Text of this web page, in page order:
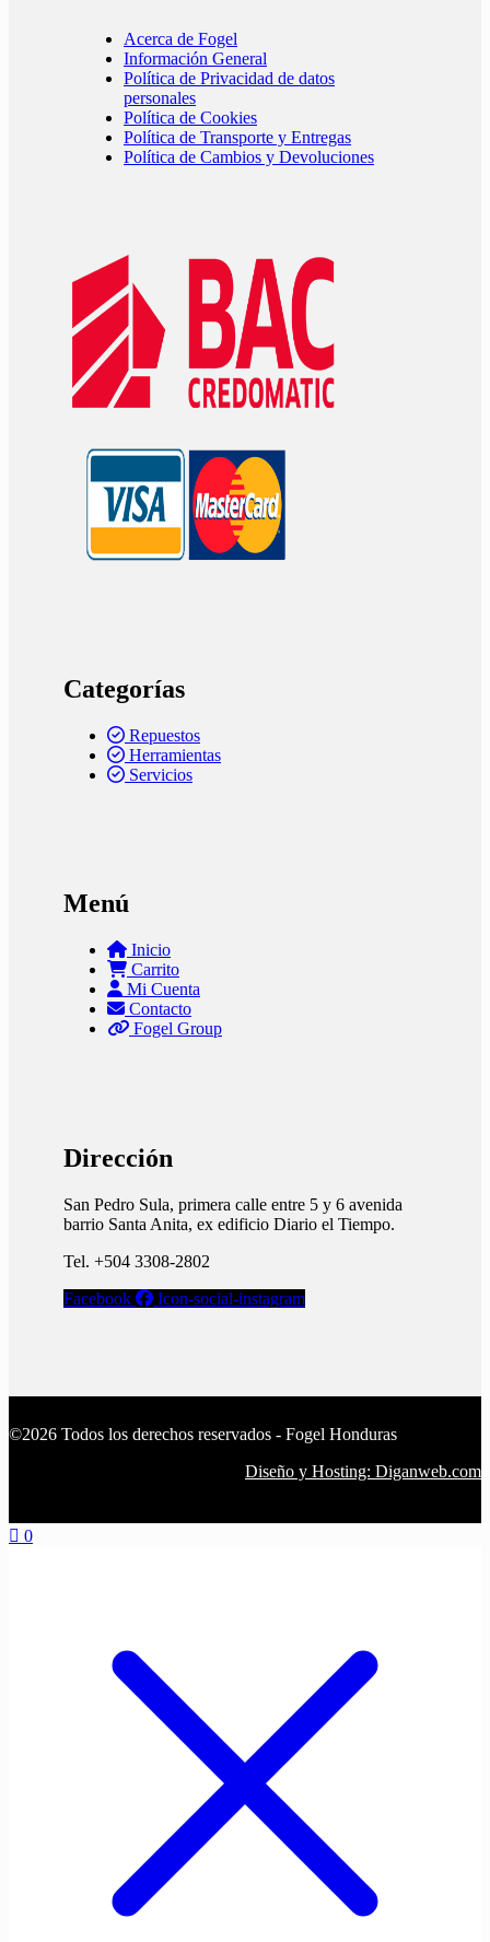
Acerca de Fogel
Información General
Política de Privacidad de datos
personales
Política de Cookies
Política de Transporte y Entregas
Política de Cambios y Devoluciones
Categorías
Repuestos
Herramientas
Servicios
Menú
Inicio
Carrito
Mi Cuenta
Contacto
Fogel Group
Dirección
San Pedro Sula, primera calle entre 5 y 6 avenida
barrio Santa Anita, ex edificio Diario el Tiempo.​
Tel. +504 3308-2802
Facebook
Icon-social-instagram
©2026 Todos los derechos reservados - Fogel Honduras
Diseño y Hosting: Diganweb.com
0